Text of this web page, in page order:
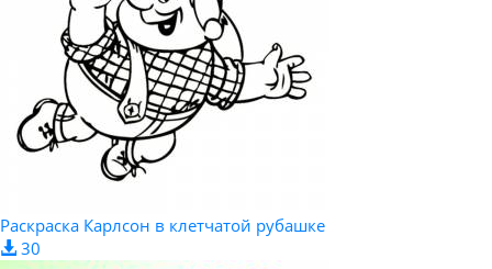
Раскраска Карлсон в клетчатой рубашке
30